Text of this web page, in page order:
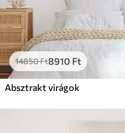
14850Ft8910 Ft
Absztrakt virágok